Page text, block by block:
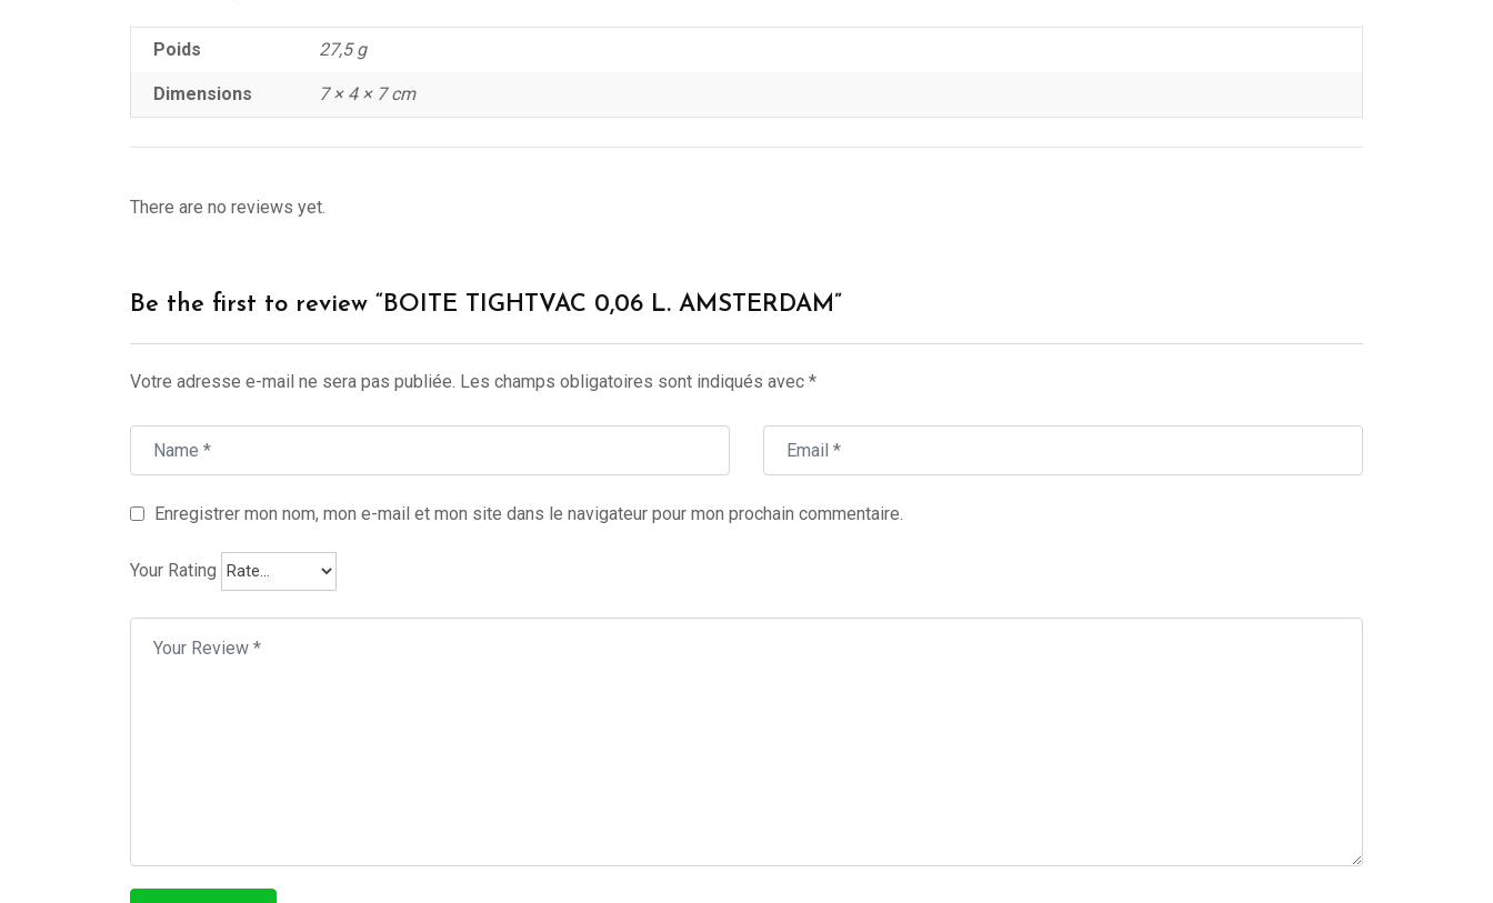
Poids 27,5 g
Dimensions 7 × 4 × 7 cm
There are no reviews yet.
Be the first to review “BOITE TIGHTVAC 0,06 L. AMSTERDAM”
Votre adresse e-mail ne sera pas publiée. Les champs obligatoires sont indiqués avec *
Enregistrer mon nom, mon e-mail et mon site dans le navigateur pour mon prochain commentaire.
Your Rating